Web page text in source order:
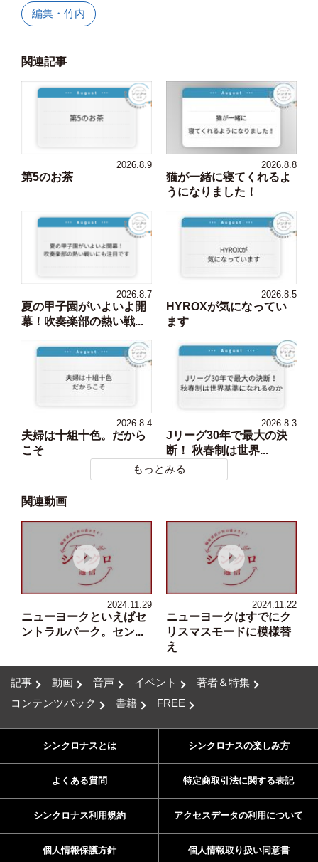
編集・竹内
関連記事
2026.8.9
第5のお茶
2026.8.8
猫が一緒に寝てくれるよ
うになりました！
2026.8.7
夏の甲子園がいよいよ開
幕！吹奏楽部の熱い戦...
2026.8.5
HYROXが気になってい
ます
2026.8.4
夫婦は十組十色。だから
こそ
2026.8.3
Jリーグ30年で最大の決
断！ 秋春制は世界...
もっとみる
関連動画
2024.11.29
ニューヨークといえばセ
ントラルパーク。セン...
2024.11.22
ニューヨークはすでにク
リスマスモードに模様替
え
記事 動画 音声 イベント
著者＆特集
コンテンツパック
書籍 FREE
シンクロナスとは シンクロナスの楽しみ方
よくある質問 特定商取引法に関する表記
シンクロナス利用規約 アクセスデータの利用について
個人情報保護方針 個人情報取り扱い同意書